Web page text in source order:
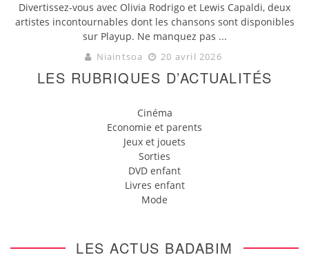
Divertissez-vous avec Olivia Rodrigo et Lewis Capaldi, deux
artistes incontournables dont les chansons sont disponibles
sur Playup. Ne manquez pas ...
Niaintsoa 20 avril 2026
LES RUBRIQUES D’ACTUALITÉS
Cinéma
Economie et parents
Jeux et jouets
Sorties
DVD enfant
Livres enfant
Mode
LES ACTUS BADABIM